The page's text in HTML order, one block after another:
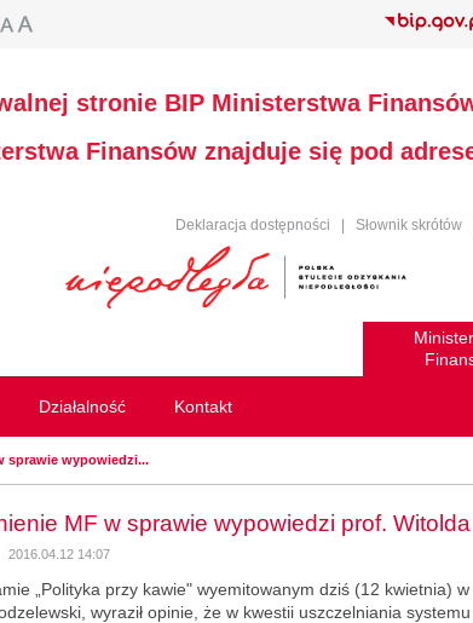
stronie BIP Ministerstwa
Finansów znajduje się pod
Deklaracja dostępności Słownik skrótów
Działalność Kontakt
sprawie wypowiedzi...
MF w sprawie wypowiedzi prof.
2016.04.12 14:07
„Polityka przy kawie" wyemitowanym dziś (12 kwietnia)
wyraził opinie, że w kwestii uszczelniania